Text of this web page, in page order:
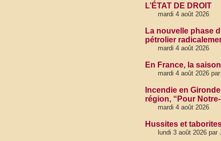
L’ÉTAT DE DROIT
mardi 4 août 2026
La nouvelle phase
pétrolier
mardi 4 août 2026
En France, la
mardi 4 août 2026
Incendie en
région, “Pour
mardi 4 août 2026
Hussites et
lundi 3 août 2026 par